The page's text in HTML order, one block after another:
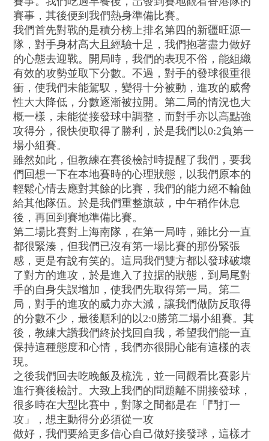
賽事，其後便到我們熱身準備比賽。
我們首先對戰的是積分榜上排名第四的新疆旺源一
隊，對手身材高大且經驗十足，我們抱著盡力做好
的心態去迎戰。開局時，我們的表現不俗，能組織
有效的攻勢並取下分數。不過，對手的發球很重很
衝，使我們未能駕馭，變得十分被動，進攻的威脅
性大大降低，分數逐漸被拉開。第二局的情況也大
概一樣，未能從接發球中調整，而對手亦以高點強
攻得分，很快便取得了勝利，於是我們以0:2負第一
場小組賽。
雖然如此，但教練在賽後檢討時提醒了我們，要我
們回想一下在本地賽時的心理狀態，以我們原本的
輕鬆心情去應對其餘的比賽，我們的能力絕不輸蝕
給其他隊伍。於是我們重整旗鼓，中午稍作休息
後，再回到賽地準備比賽。
第二場比賽對上海南隊，在第一局時，雖比分一直
都很緊湊，但我們已沒有第一場比賽的那份緊張
感，更是有說有笑的。這局我們雙方都以發球破壞
了對方的進攻，於是進入了拉据的狀態，到局尾對
手的自身失誤增加，使我們先取得第一局。第二
局，對手的進攻的威力亦大減，讓我們做防反取得
的分數不少，最後順利的以2:0勝第二場小組賽。其
後，教練大讚我們終於找回自我，希望我們能一直
保持這種態度和心情，我們亦很開心能有這樣的表
現。
之後我們回去吃晚飯及梳洗，並一同觀看比賽影片
進行賽後檢討。大致上我們的問題離不開接發球，
很多時在大型比賽中，對隊之間都是在「鬥打一
攻」，想主動得分必須從一攻
做好，我們要給更多信心自己做好接發球，這樣才